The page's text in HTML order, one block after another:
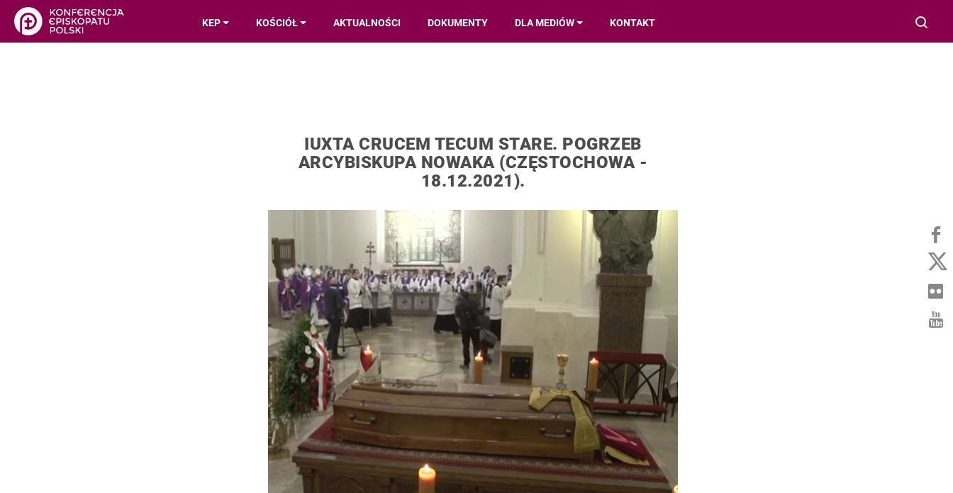
KEP KOŚCIÓŁ AKTUALNOŚCI DOKUMENTY DLA MEDIÓW KONTAKT
IUXTA CRUCEM TECUM STARE. POGRZEB
ARCYBISKUPA NOWAKA (CZĘSTOCHOWA -
18.12.2021).